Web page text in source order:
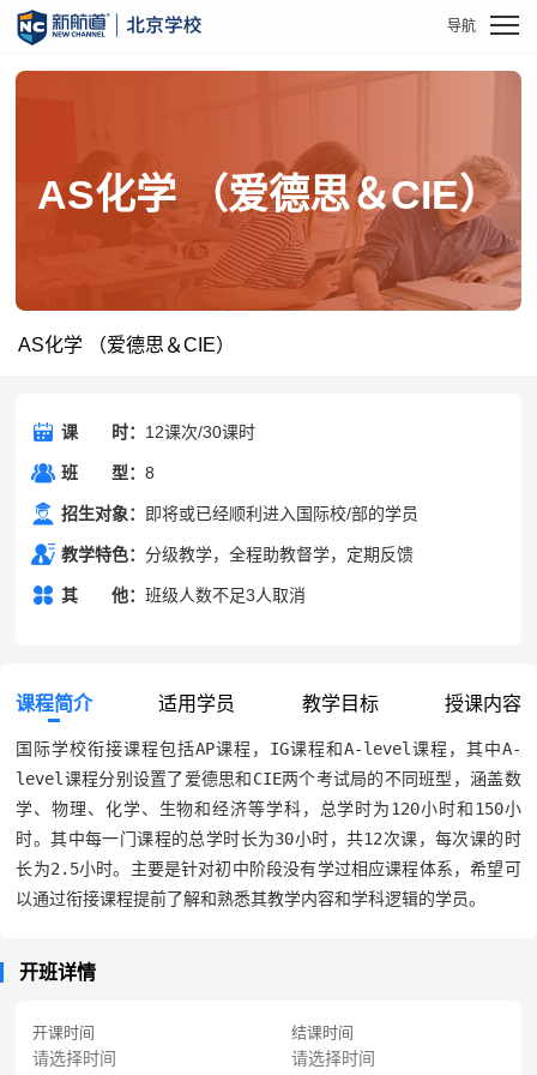
AS化学 （爱德思＆CIE）
AS化学 （爱德思＆CIE）
课 时： 12课次/30课时
班 班型型：8
招生对象： 即将或已经顺利进入国际校/部的学员
教学特色：分级教学，全程助教督学，定期反馈
其 其他他：班级人数不足3人取消
课程简介 适用学员 教学目标 授课内容
国际学校衔接课程包括AP课程，IG课程和A-level课程，其中A-
level课程分别设置了爱德思和CIE两个考试局的不同班型，涵盖数
学、物理、化学、生物和经济等学科，总学时为120小时和150小
时。其中每一门课程的总学时长为30小时，共12次课，每次课的时
长为2.5小时。主要是针对初中阶段没有学过相应课程体系，希望可
以通过衔接课程提前了解和熟悉其教学内容和学科逻辑的学员。
开班详情
开课时间 结课时间